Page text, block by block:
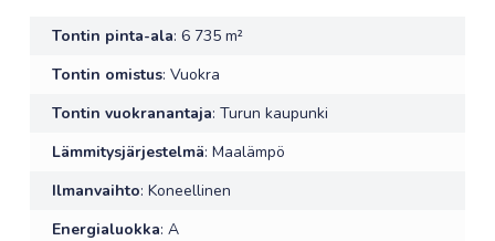
Tontin pinta-ala: 6 735 m²
Tontin omistus: Vuokra
Tontin vuokranantaja: Turun kaupunki
Lämmitysjärjestelmä: Maalämpö
Ilmanvaihto: Koneellinen
Energialuokka: A